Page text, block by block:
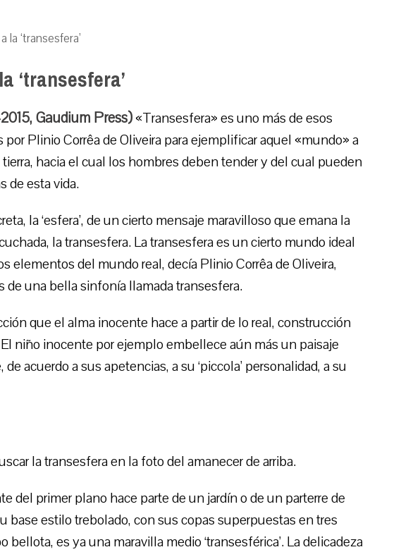
la ‘transesfera’
‘transesfera’
Gaudium Press)«Transesfera» es uno más de esos
Plinio Corrêa de Oliveira para ejemplificar aquel «mundo» a
hacia el cual los hombres deben tender y del cual pueden
de esta vida.
la ‘esfera’, de un cierto mensaje maravilloso que emana la
la transesfera. La transesfera es un cierto mundo ideal
elementos del mundo real, decía Plinio Corrêa de Oliveira,
de una bella sinfonía llamada transesfera.
que el alma inocente hace a partir de lo real, construcción
niño inocente por ejemplo embellece aún más un paisaje
acuerdo a sus apetencias, a su ‘piccola’ personalidad, a su
la transesfera en la foto del amanecer de arriba.
del primer plano hace parte de un jardín o de un parterre de
base estilo trebolado, con sus copas superpuestas en tres
es ya una maravilla medio ‘transesférica’. La delicadeza